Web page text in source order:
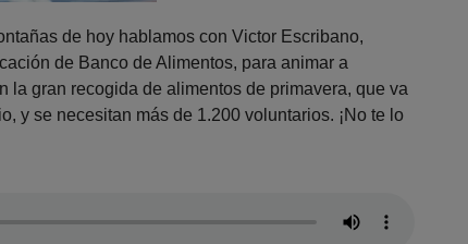
de hoy hablamos con Victor Escribano,
de Banco de Alimentos, para animar a
la gran recogida de alimentos de primavera, que va
y se necesitan más de 1.200 voluntarios. ¡No te lo